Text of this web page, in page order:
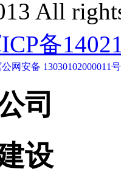
All
备
网安备 13030102000011号
司
设